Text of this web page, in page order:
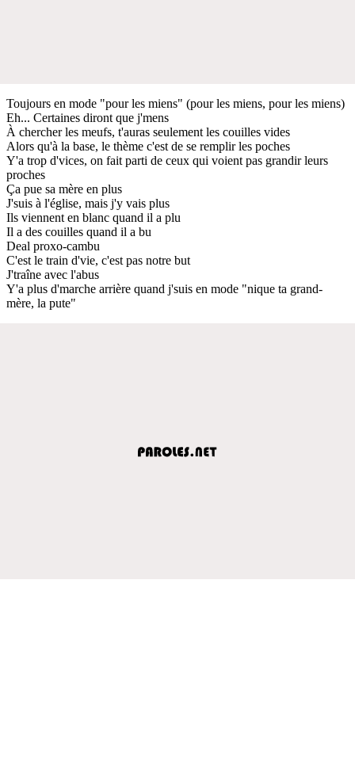
Toujours en mode "pour les miens" (pour les miens, pour les miens)
Eh... Certaines diront que j'mens
À chercher les meufs, t'auras seulement les couilles vides
Alors qu'à la base, le thème c'est de se remplir les poches
Y'a trop d'vices, on fait parti de ceux qui voient pas grandir leurs
proches
Ça pue sa mère en plus
J'suis à l'église, mais j'y vais plus
Ils viennent en blanc quand il a plu
Il a des couilles quand il a bu
Deal proxo-cambu
C'est le train d'vie, c'est pas notre but
J'traîne avec l'abus
Y'a plus d'marche arrière quand j'suis en mode "nique ta grand-
mère, la pute"